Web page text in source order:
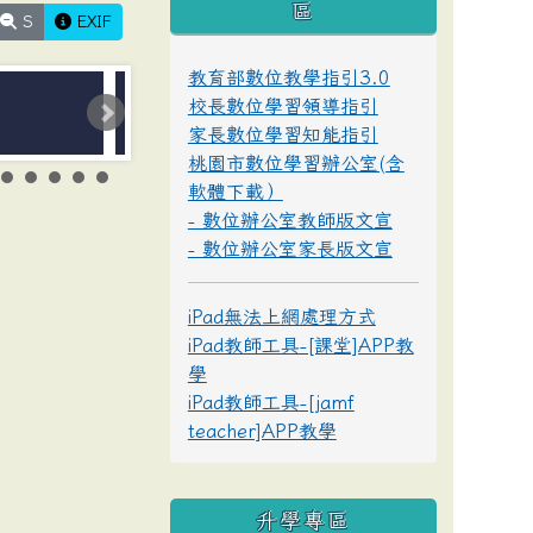
S EXIF
區
教育部數位教學指引3.0
校長數位學習領導指引
家長數位學習知能指引
桃園市數位學習辦公室(含
軟體下載）
- 數位辦公室教師版文宣
- 數位辦公室家長版文宣
iPad無法上網處理方式
iPad教師工具-[課堂]APP教
學
iPad教師工具-[jamf
teacher]APP教學
升學專區